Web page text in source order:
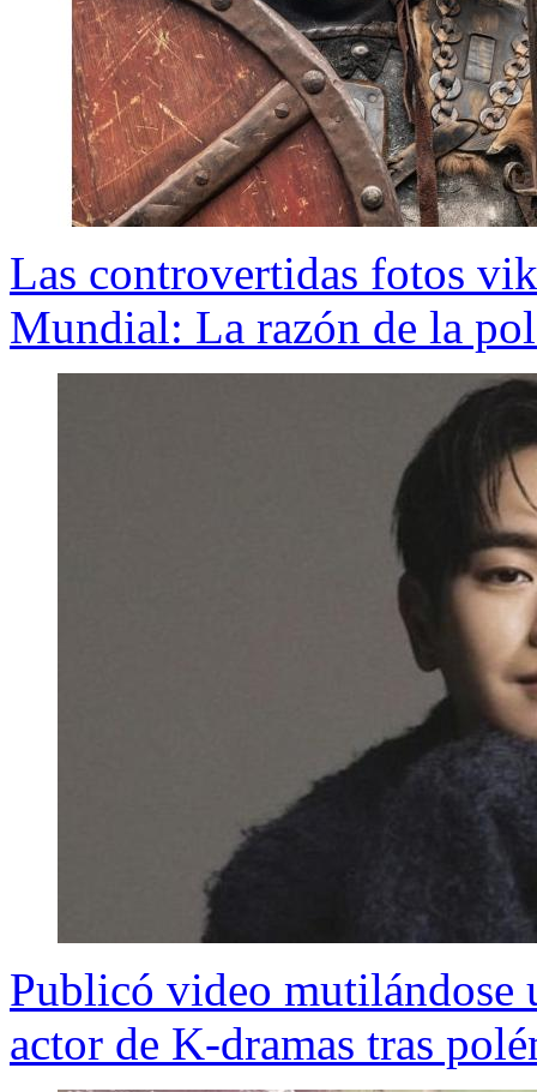
Las controvertidas fotos
Mundial: La razón de la
Publicó video mutilándose
actor de K-dramas tras